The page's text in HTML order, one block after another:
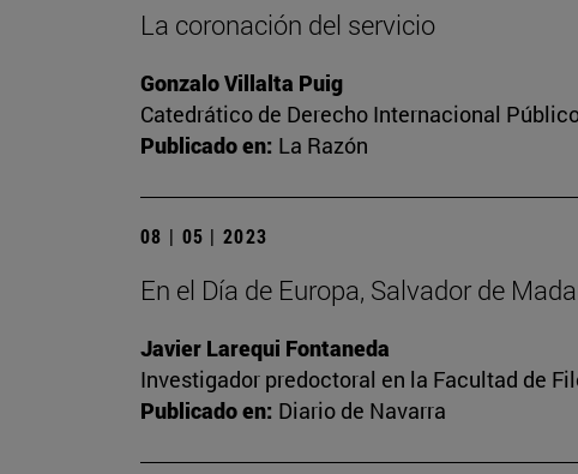
La coronación del servicio
Gonzalo Villalta Puig
Catedrático de Derecho Internacional
Publicado en: La Razón
08 | 05 | 2023
En el Día de Europa, Salvador de
Javier Larequi Fontaneda
Investigador predoctoral en la Facultad de
Publicado en: Diario de Navarra